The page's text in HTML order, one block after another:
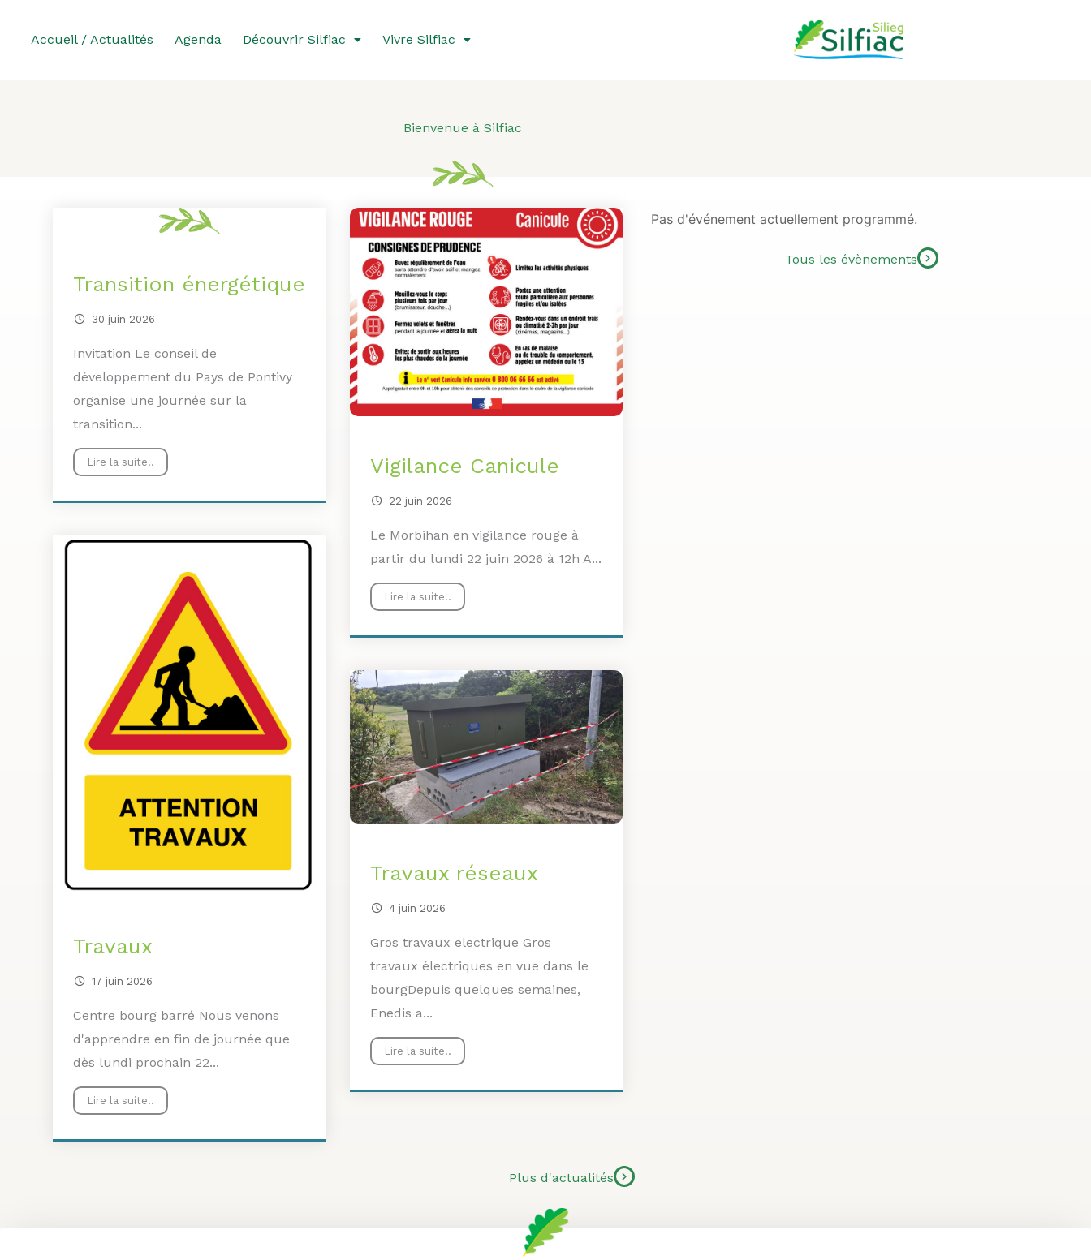
Accueil / Actualités Agenda Découvrir Silfiac Vivre Silfiac
Bienvenue à Silfiac
Transition énergétique
30 juin 2026
Invitation Le conseil de
développement du Pays de Pontivy
organise une journée sur la
transition...
Lire la suite.. Vigilance Canicule
22 juin 2026
Le Morbihan en vigilance rouge à
partir du lundi 22 juin 2026 à 12h A...
Lire la suite..
Travaux
17 juin 2026
Centre bourg barré Nous venons
d'apprendre en fin de journée que
dès lundi prochain 22...
Lire la suite..
Travaux réseaux
4 juin 2026
Gros travaux electrique Gros
travaux électriques en vue dans le
bourgDepuis quelques semaines,
Enedis a...
Lire la suite..
Plus d'actualités
Pas d'événement actuellement programmé.
Tous les évènements